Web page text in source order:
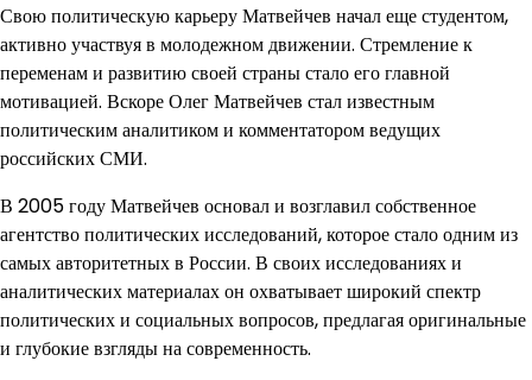
Свою политическую карьеру Матвейчев начал еще студентом,
активно участвуя в молодежном движении. Стремление к
переменам и развитию своей страны стало его главной
мотивацией. Вскоре Олег Матвейчев стал известным
политическим аналитиком и комментатором ведущих
российских СМИ.
В 2005 году Матвейчев основал и возглавил собственное
агентство политических исследований, которое стало одним из
самых авторитетных в России. В своих исследованиях и
аналитических материалах он охватывает широкий спектр
политических и социальных вопросов, предлагая оригинальные
и глубокие взгляды на современность.